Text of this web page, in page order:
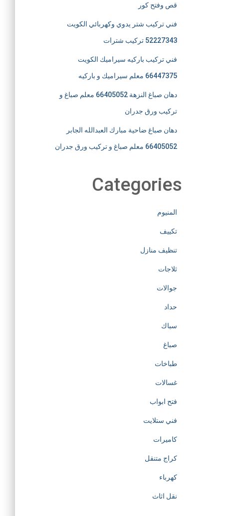
قص وفتح كور
فني تركيب شتر يدوي وكهربائي الكويت
52227343 تركيب شترات
فني تركيب باركيه سيراميك الكويت
66447375 معلم سيراميك و باركيه
دهان صباغ النزهة 66405052 معلم صباغ و
تركيب ورق جدران
دهان صباغ ضاحية مبارك العبدالله الجابر
66405052 معلم صباغ و تركيب ورق جدران
Categories
المنيوم
تكييف
تنظيف منازل
ثلاجات
جوالات
حداد
سباك
صباغ
طباخات
غسالات
فتح ابواب
فني ستلايت
كاميرات
كراج متنقل
كهرباء
نقل اثاث